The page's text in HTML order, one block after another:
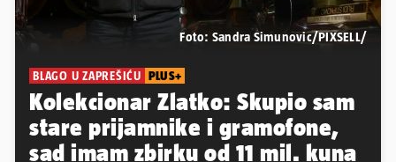
Foto: Sandra Simunovic/PIXSELL/
BLAGO U ZAPREŠIĆU PLUS+
Kolekcionar Zlatko: Skupio sam
stare prijamnike i gramofone,
sad imam zbirku od 11 mil. kuna